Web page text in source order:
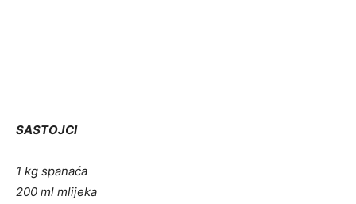
SASTOJCI
1 kg spanaća
200 ml mlijeka